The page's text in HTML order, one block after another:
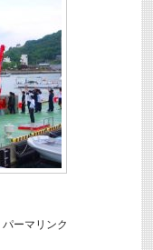
パーマリンク